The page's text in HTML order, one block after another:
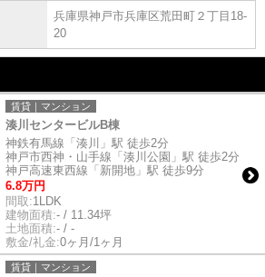
兵庫県神戸市兵庫区荒田町２丁目18-
20
賃貸｜マンション
湊川センタービルB棟
神鉄有馬線「湊川」駅 徒歩2分
神戸市西神・山手線「湊川公園」駅 徒歩2分
神戸高速東西線「新開地」駅 徒歩9分
6.8万円
間取:1LDK
建物面積:- / 11.34坪
土地面積:- / -
敷金/礼金:0ヶ月/1ヶ月
賃貸｜マンション